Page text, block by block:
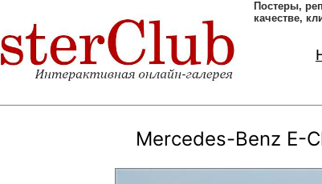
Постеры,
качестве,
Mercedes-Benz E-